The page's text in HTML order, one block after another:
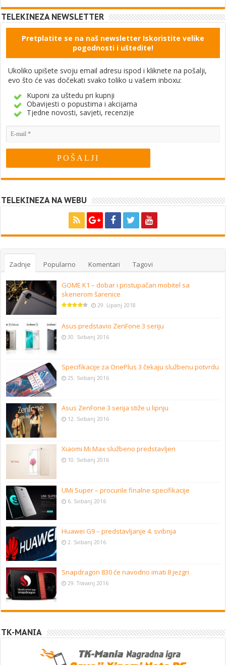
TELEKINEZA NEWSLETTER
Pretplatite se na naš newsletter Iskoristite velike
pogodnosti i uštedite!
Ukoliko upišete svoju email adresu ispod i kliknete na pošalji,
evo što će vas dočekati svako toliko u vašem inboxu:
Kuponi za uštedu pri kupnji
Obavijesti o popustima i akcijama
Tjedne novosti, savjeti, recenzije
TELEKINEZA NA WEBU
Zadnje Popularno Komentari Tagovi
GOME K1 – dobar i pristupačan mobitel sa
skenerom šarenice
29. Lipanj 2018
Asus predstavio ZenFone 3 seriju
30. Svibanj 2016
Specifikacije za OnePlus 3 čekaju službenu potvrdu
25. Svibanj 2016
Asus ZenFone 3 serija stiže u lipnju
12. Svibanj 2016
Xiaomi Mi Max službeno predstavljen
10. Svibanj 2016
UMi Super – procurile finalne specifikacije
6. Svibanj 2016
Huawei G9 – predstavljanje 4. svibnja
2. Svibanj 2016
Snapdragon 830 će navodno imati 8 jezgri
29. Travanj 2016
TK-MANIA